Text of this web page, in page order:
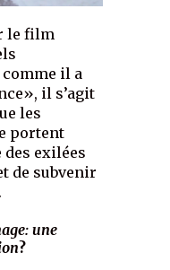
le film
il a
il s’agit
les
portent
des exilées
de subvenir
une
?